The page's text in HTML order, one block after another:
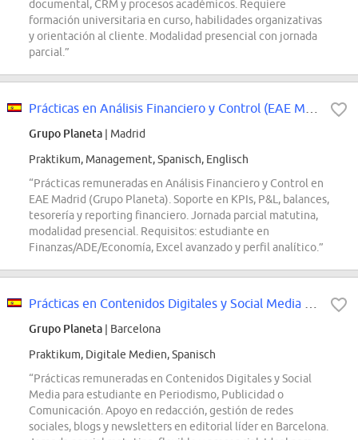
documental, CRM y procesos académicos. Requiere
formación universitaria en curso, habilidades organizativas
y orientación al cliente. Modalidad presencial con jornada
parcial.”
Grupo Planeta | Madrid
Praktikum, Management, Spanisch, Englisch
“Prácticas remuneradas en Análisis Financiero y Control en
EAE Madrid (Grupo Planeta). Soporte en KPIs, P&L, balances,
tesorería y reporting financiero. Jornada parcial matutina,
modalidad presencial. Requisitos: estudiante en
Finanzas/ADE/Economía, Excel avanzado y perfil analítico.”
Grupo Planeta | Barcelona
Praktikum, Digitale Medien, Spanisch
“Prácticas remuneradas en Contenidos Digitales y Social
Media para estudiante en Periodismo, Publicidad o
Comunicación. Apoyo en redacción, gestión de redes
sociales, blogs y newsletters en editorial líder en Barcelona.